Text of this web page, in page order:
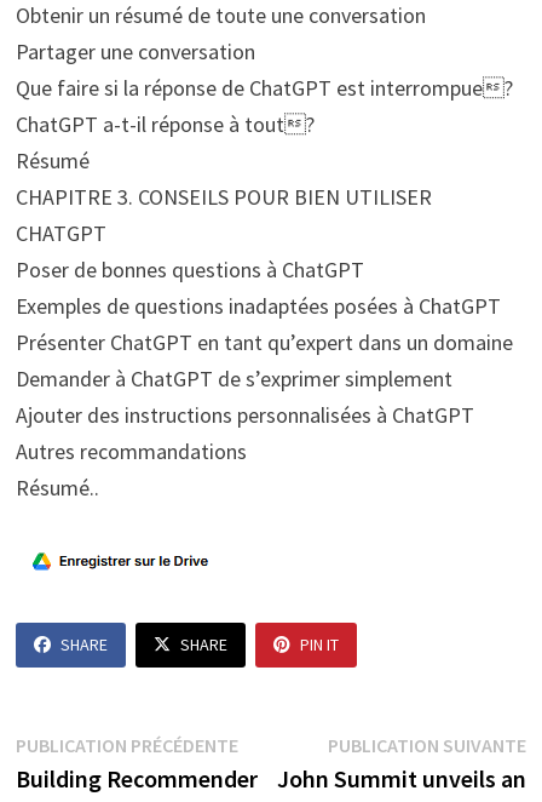
Obtenir un résumé de toute une conversation
Partager une conversation
Que faire si la réponse de ChatGPT est interrompue?
ChatGPT a-t-il réponse à tout?
Résumé
CHAPITRE 3. CONSEILS POUR BIEN UTILISER
CHATGPT
Poser de bonnes questions à ChatGPT
Exemples de questions inadaptées posées à ChatGPT
Présenter ChatGPT en tant qu’expert dans un domaine
Demander à ChatGPT de s’exprimer simplement
Ajouter des instructions personnalisées à ChatGPT
Autres recommandations
Résumé..
SHARE SHARE PIN IT
Navigation
PUBLICATION PRÉCÉDENTEPublication
précédente :
Building Recommender
PUBLICATION SUIVANTE
John Summit unveils an